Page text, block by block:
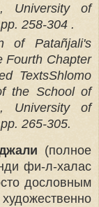
University of
258-304 .
of Patañjali's
Fourth Chapter
Texts Shlomo
the School of
University of
265-305.
(полное
фи-л-халас
дословным